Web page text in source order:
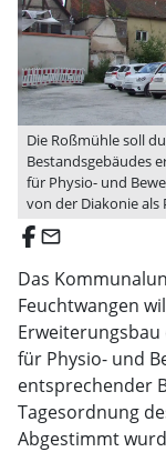
Die Roßmühle soll
Bestandsgebäudes
für Physio- und
von der Diakonie als
email
Das
Feuchtwangen
für Physio- und
entsprechender
Tagesordnung
Abgestimmt